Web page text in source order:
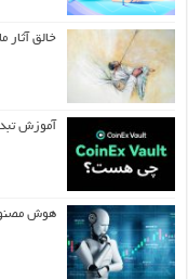
خالق آثار
آموزش
هوش